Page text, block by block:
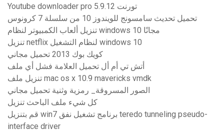
Youtube downloader pro 5.9.12 تورنت
تحميل تحديث سامسونج للويندوز 10 من سلسلة 7 كرونوس
تنزيل ألعاب الكمبيوتر لنظام windows 10 مجانًا
تنزيل netflix لنظام التشغيل windows 10
كويك بوك 2013 تحميل مجاني
أتش تي أم أل تحميل العلامة فشل أي ملف
تنزيل ملف mac os x 10.9 mavericks vmdk
الصور المسروقة_ رمزية وثنية تحميل مجاني
كل شيء ملف الباحث تنزيل
قم بتنزيل win7 برنامج تشغيل نفق teredo tunneling pseudo-
interface driver